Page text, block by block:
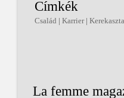
Címkék
Család | Karrier|
La femme